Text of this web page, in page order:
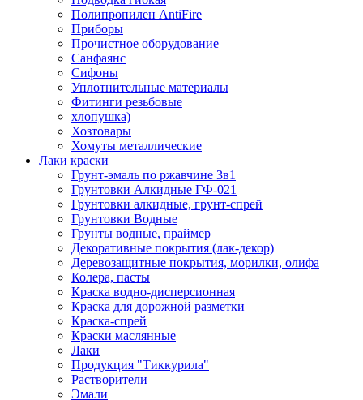
Полипропилен AntiFire
Приборы
Прочистное оборудование
Санфаянс
Сифоны
Уплотнительные материалы
Фитинги резьбовые
хлопушка)
Хозтовары
Хомуты металлические
Лаки краски
Грунт-эмаль по ржавчине 3в1
Грунтовки Алкидные ГФ-021
Грунтовки алкидные, грунт-спрей
Грунтовки Водные
Грунты водные, праймер
Декоративные покрытия (лак-декор)
Деревозащитные покрытия, морилки, олифа
Колера, пасты
Краска водно-дисперсионная
Краска для дорожной разметки
Краска-спрей
Краски маслянные
Лаки
Продукция "Тиккурила"
Растворители
Эмали